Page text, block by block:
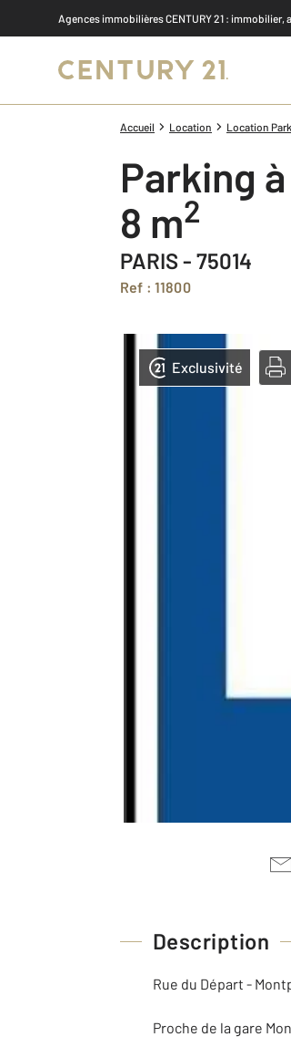
Agences immobilières CENTURY 21 : immobilier,
Accueil Location Location
Parking
8 m2
PARIS - 75014
Ref : 11800
Exclusivité
Description
Rue du Départ -
Proche de la gare